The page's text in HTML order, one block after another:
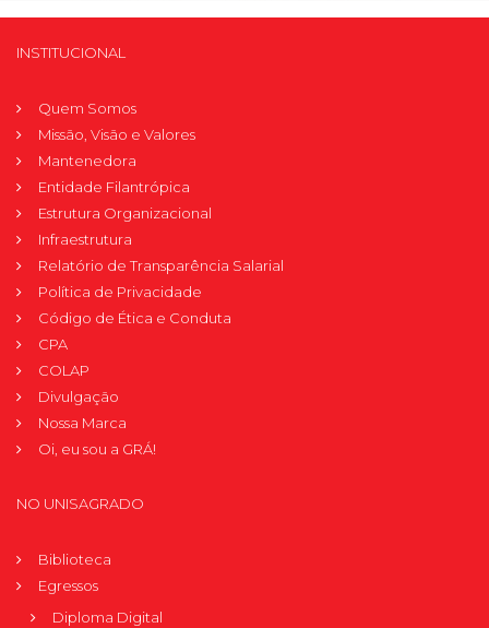
INSTITUCIONAL
Quem Somos
Missão, Visão e Valores
Mantenedora
Entidade Filantrópica
Estrutura Organizacional
Infraestrutura
Relatório de Transparência Salarial
Política de Privacidade
Código de Ética e Conduta
CPA
COLAP
Divulgação
Nossa Marca
Oi, eu sou a GRÁ!
NO UNISAGRADO
Biblioteca
Egressos
Diploma Digital